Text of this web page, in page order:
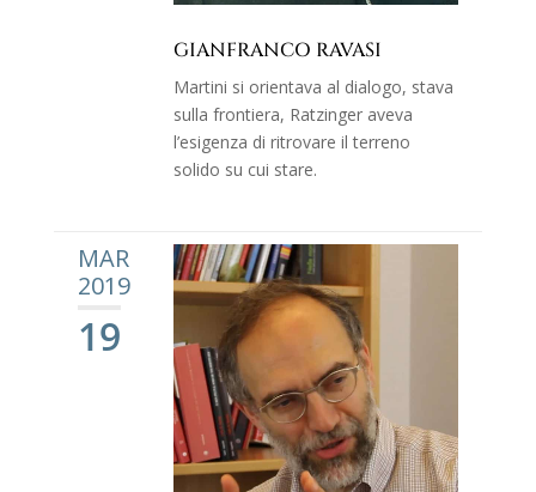
GIANFRANCO RAVASI
Martini si orientava al dialogo, stava
sulla frontiera, Ratzinger aveva
l’esigenza di ritrovare il terreno
solido su cui stare.
MAR
2019
19